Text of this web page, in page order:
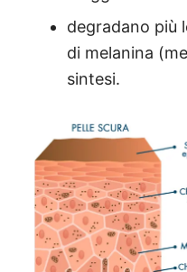
degradano più
di melanina
sintesi.